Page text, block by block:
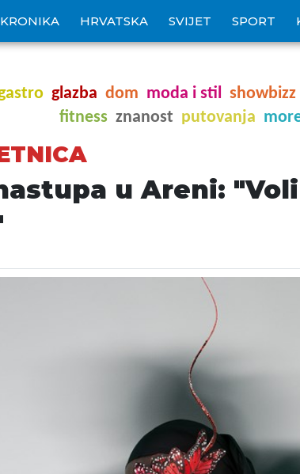
HRVATSKA SVIJET SPORT
glazba dom moda i stil showbizz
fitness znanost putovanja
u Areni: